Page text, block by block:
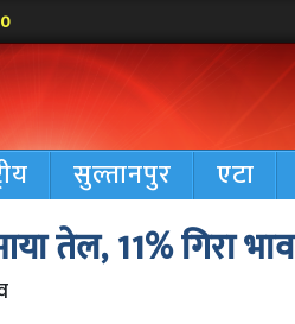
सुल्तानपुर एटा
तेल, 11% गिरा भाव